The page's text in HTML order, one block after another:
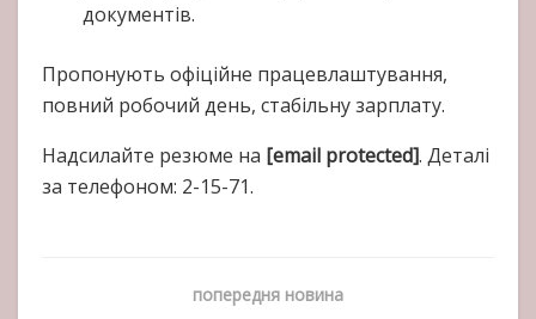
документів.
Пропонують офіційне працевлаштування,
повний робочий день, стабільну зарплату.
Надсилайте резюме на [email protected]. Деталі
за телефоном: 2-15-71.
попередня новина